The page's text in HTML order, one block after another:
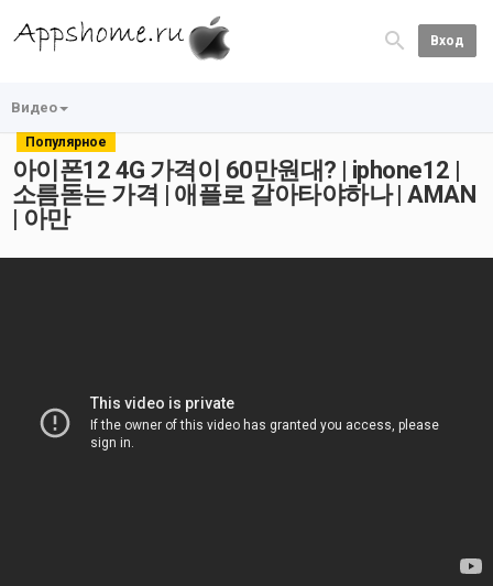
Вход
Видео
Популярное
아이폰12 4G 가격이 60만원대? | iphone12 |
소름돋는 가격 | 애플로 갈아타야하나 | AMAN
| 아만